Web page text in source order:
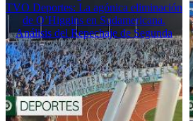
TVO Deportes: La agónica eliminación
de O’Higgins en Sudamericana.
Análisis del Repechaje de Segunda